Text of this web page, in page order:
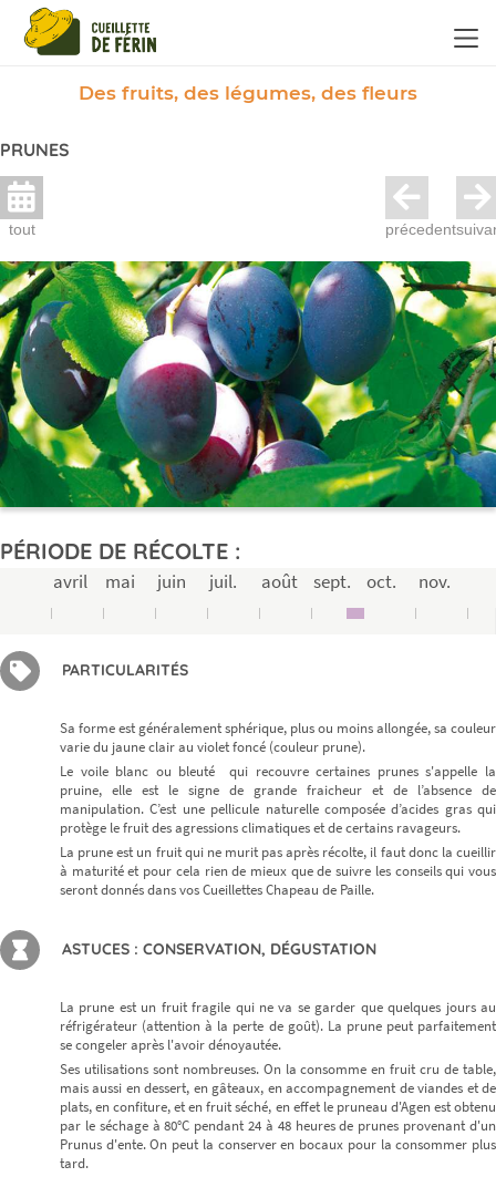
Des fruits, des légumes, des fleurs
PRUNES
tout précedent
PÉRIODE DE RÉCOLTE :
avril mai juin juil. août sept. oct. nov.
PARTICULARITÉS
Sa forme est généralement sphérique, plus ou moins allongée, sa couleur
varie du jaune clair au violet foncé (couleur prune).
Le voile blanc ou bleuté qui recouvre certaines prunes s'appelle la
pruine, elle est le signe de grande fraicheur et de l’absence de
manipulation. C’est une pellicule naturelle composée d’acides gras qui
protège le fruit des agressions climatiques et de certains ravageurs.
La prune est un fruit qui ne murit pas après récolte, il faut donc la cueillir
à maturité et pour cela rien de mieux que de suivre les conseils qui vous
seront donnés dans vos Cueillettes Chapeau de Paille.
ASTUCES : CONSERVATION, DÉGUSTATION
La prune est un fruit fragile qui ne va se garder que quelques jours au
réfrigérateur (attention à la perte de goût). La prune peut parfaitement
se congeler après l'avoir dénoyautée.
Ses utilisations sont nombreuses. On la consomme en fruit cru de table,
mais aussi en dessert, en gâteaux, en accompagnement de viandes et de
plats, en confiture, et en fruit séché, en effet le pruneau d'Agen est obtenu
par le séchage à 80°C pendant 24 à 48 heures de prunes provenant d'un
Prunus d'ente. On peut la conserver en bocaux pour la consommer plus
tard.
Panneau de gestion des cookies